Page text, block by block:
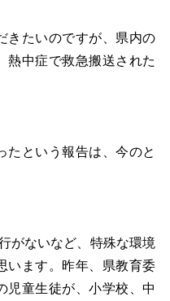
きたいのですが、県内の
熱中症で救急搬送された
たという報告は、今のと
がないなど、特殊な環境
います。昨年、県教育委
児童生徒が、小学校、中